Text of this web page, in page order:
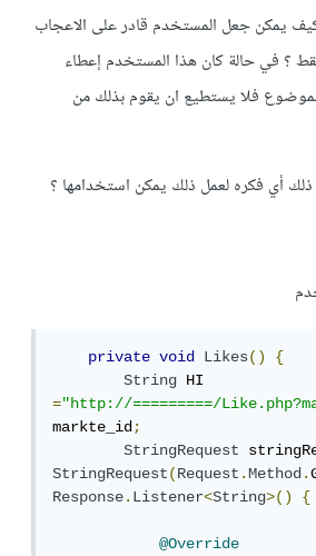
يمكن جعل المستخدم قادر على الاعجاب
؟ في حالة كان هذا المستخدم إعطاء
فلا يستطيع ان يقوم بذلك من
أي فكره لعمل ذلك يمكن استخدامها ؟
private void Likes()
{
String
="http://=========/
markte_id;
StringRequest
StringRequest(Request.Method.
Response.Listener<String>() {
@Override